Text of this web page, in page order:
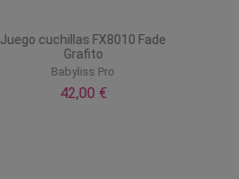
Juego cuchillas FX8010 Fade
Grafito
Babyliss Pro
42,00 €